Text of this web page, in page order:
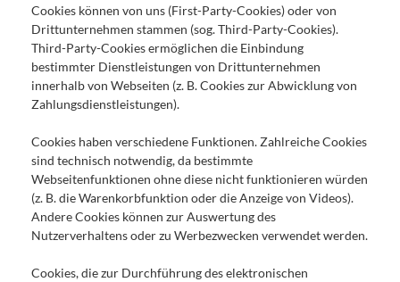
Cookies können von uns (First-Party-Cookies) oder von
Drittunternehmen stammen (sog. Third-Party-Cookies).
Third-Party-Cookies ermöglichen die Einbindung
bestimmter Dienstleistungen von Drittunternehmen
innerhalb von Webseiten (z. B. Cookies zur Abwicklung von
Zahlungsdienstleistungen).
Cookies haben verschiedene Funktionen. Zahlreiche Cookies
sind technisch notwendig, da bestimmte
Webseitenfunktionen ohne diese nicht funktionieren würden
(z. B. die Warenkorbfunktion oder die Anzeige von Videos).
Andere Cookies können zur Auswertung des
Nutzerverhaltens oder zu Werbezwecken verwendet werden.
Cookies, die zur Durchführung des elektronischen